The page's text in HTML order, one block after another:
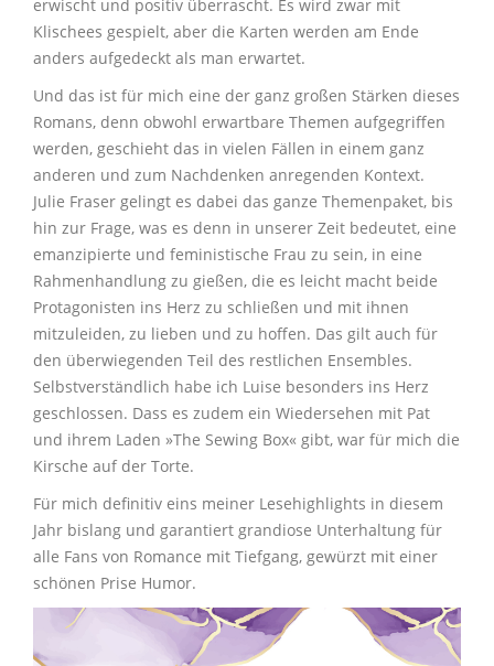
erwischt und positiv überrascht. Es wird zwar mit
Klischees gespielt, aber die Karten werden am Ende
anders aufgedeckt als man erwartet.
Und das ist für mich eine der ganz großen Stärken dieses
Romans, denn obwohl erwartbare Themen aufgegriffen
werden, geschieht das in vielen Fällen in einem ganz
anderen und zum Nachdenken anregenden Kontext.
Julie Fraser gelingt es dabei das ganze Themenpaket, bis
hin zur Frage, was es denn in unserer Zeit bedeutet, eine
emanzipierte und feministische Frau zu sein, in eine
Rahmenhandlung zu gießen, die es leicht macht beide
Protagonisten ins Herz zu schließen und mit ihnen
mitzuleiden, zu lieben und zu hoffen. Das gilt auch für
den überwiegenden Teil des restlichen Ensembles.
Selbstverständlich habe ich Luise besonders ins Herz
geschlossen. Dass es zudem ein Wiedersehen mit Pat
und ihrem Laden »The Sewing Box« gibt, war für mich die
Kirsche auf der Torte.
Für mich definitiv eins meiner Lesehighlights in diesem
Jahr bislang und garantiert grandiose Unterhaltung für
alle Fans von Romance mit Tiefgang, gewürzt mit einer
schönen Prise Humor.